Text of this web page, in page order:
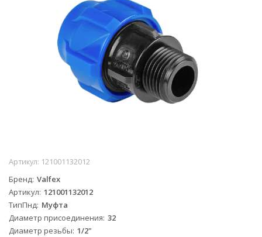
Артикул: 121001132012
Бренд Valfex
Артикул 121001132012
ТипПнд Муфта
Диаметр присоединения 32
Диаметр резьбы 1/2"